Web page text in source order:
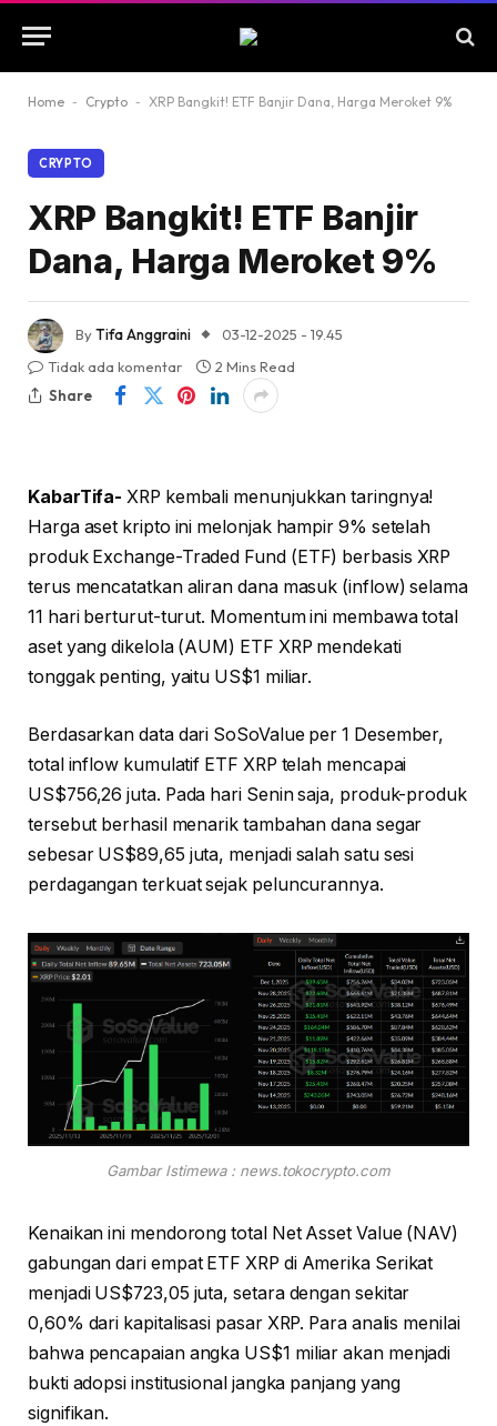
Home - Crypto - XRP Bangkit! ETF Banjir Dana, Harga Meroket 9%
CRYPTO
XRP Bangkit! ETF Banjir
Dana, Harga Meroket 9%
ByTifa Anggraini
03-12-2025 - 19.45
Tidak ada komentar
2 Mins Read
Share
KabarTifa- XRP kembali menunjukkan taringnya!
Harga aset kripto ini melonjak hampir 9% setelah
produk Exchange-Traded Fund (ETF) berbasis XRP
terus mencatatkan aliran dana masuk (inflow) selama
11 hari berturut-turut. Momentum ini membawa total
aset yang dikelola (AUM) ETF XRP mendekati
tonggak penting, yaitu US$1 miliar.
Berdasarkan data dari SoSoValue per 1 Desember,
total inflow kumulatif ETF XRP telah mencapai
US$756,26 juta. Pada hari Senin saja, produk-produk
tersebut berhasil menarik tambahan dana segar
sebesar US$89,65 juta, menjadi salah satu sesi
perdagangan terkuat sejak peluncurannya.
Gambar Istimewa : news.tokocrypto.com
Kenaikan ini mendorong total Net Asset Value (NAV)
gabungan dari empat ETF XRP di Amerika Serikat
menjadi US$723,05 juta, setara dengan sekitar
0,60% dari kapitalisasi pasar XRP. Para analis menilai
bahwa pencapaian angka US$1 miliar akan menjadi
bukti adopsi institusional jangka panjang yang
signifikan.